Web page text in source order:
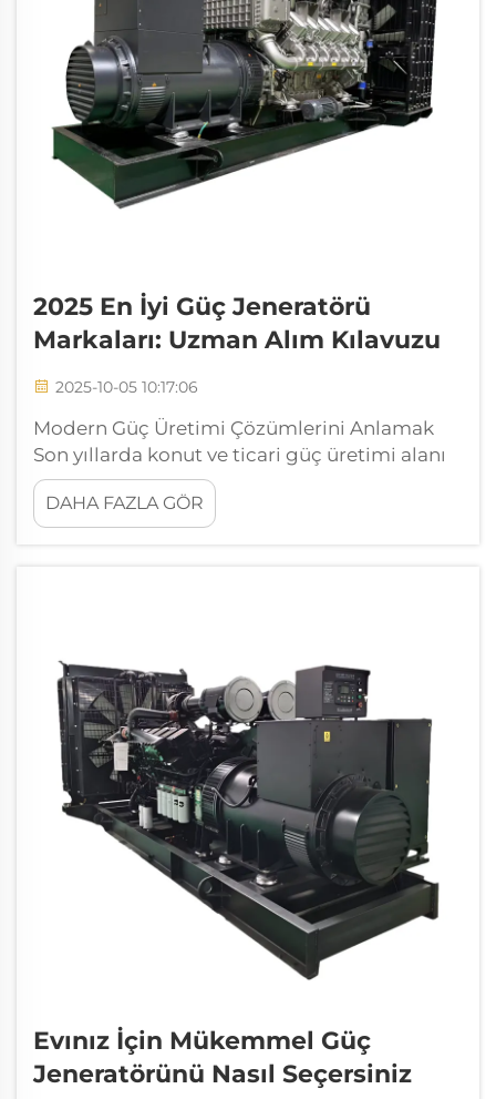
2025 En İyi Güç Jeneratörü
Markaları: Uzman Alım Kılavuzu
2025-10-05 10:17:06
Modern Güç Üretimi Çözümlerini Anlamak
Son yıllarda konut ve ticari güç üretimi alanı
büyük ölçüde gelişti. Elektrikli cihazlara olan
bağımlılığımız arttıkça, güvenilir bir güç
jeneratörüne sahip olmak giderek daha az...
DAHA FAZLA GÖR
Evınız İçin Mükemmel Güç
Jeneratörünü Nasıl Seçersiniz